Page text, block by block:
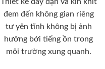
Thiết kế dày dặn và kín khít
đem đến không gian riêng
tư yên tĩnh không bị ảnh
hưởng bới tiếng ồn trong
môi trường xung quanh.